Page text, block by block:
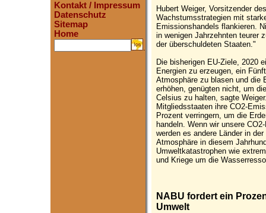
Kontakt / Impressum
Datenschutz
Sitemap
Home
.
Hubert Weiger, Vorsitzender
Wachstumsstrategien mit
Emissionshandels flankieren.
in wenigen Jahrzehnten teurer
der überschuldeten Staaten."
Die bisherigen EU-Ziele, 2020
Energien zu erzeugen, ein
Atmosphäre zu blasen und die
erhöhen, genügten nicht, um
Celsius zu halten, sagte
Mitgliedsstaaten ihre CO2-
Prozent verringern, um die
handeln. Wenn wir unsere
werden es andere Länder in
Atmosphäre in diesem
Umweltkatastrophen wie
und Kriege um die
NABU fordert ein
Umwelt